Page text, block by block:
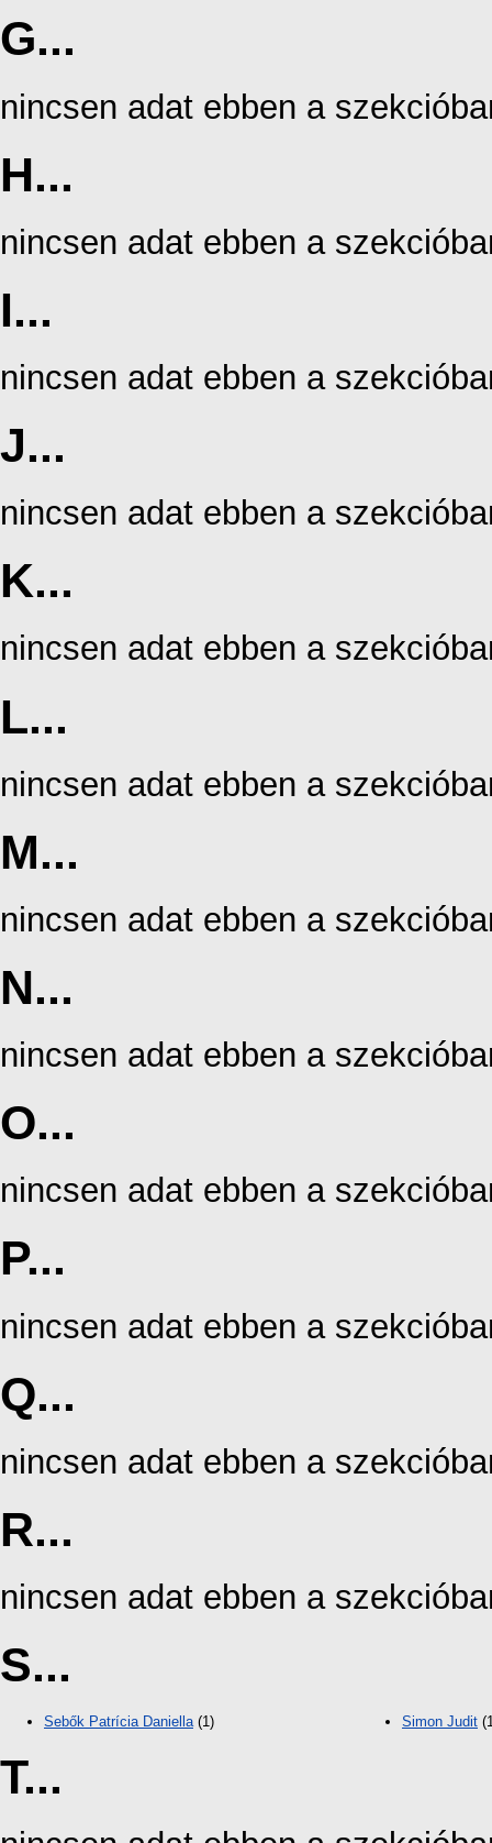
G...
nincsen adat ebben a
H...
nincsen adat ebben a
I...
nincsen adat ebben a
J...
nincsen adat ebben a
K...
nincsen adat ebben a
L...
nincsen adat ebben a
M...
nincsen adat ebben a
N...
nincsen adat ebben a
O...
nincsen adat ebben a
P...
nincsen adat ebben a
Q...
nincsen adat ebben a
R...
nincsen adat ebben a
S...
Sebők Patrícia Daniella(1) Simon Judit
T...